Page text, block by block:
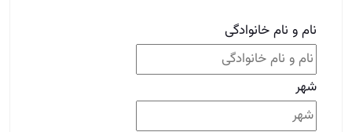
نام و نام خانوادگی
شهر